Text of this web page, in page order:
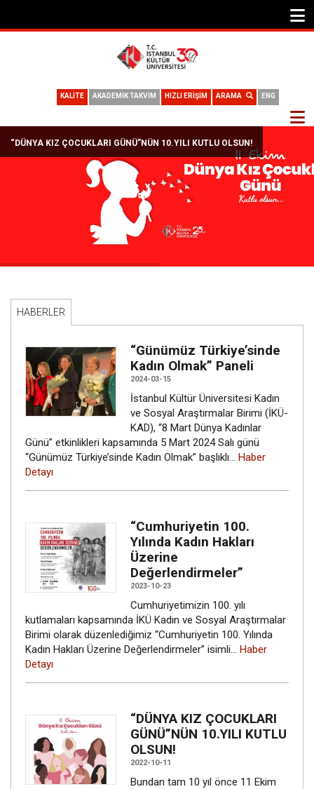
ENG
ARAMA
HIZLI ERİŞİM
AKADEMİK TAKVİM
KALİTE
“DÜNYA KIZ ÇOCUKLARI GÜNÜ”NÜN 10.YILI KUTLU OLSUN!
HABERLER
“Günümüz Türkiye’sinde
Kadın Olmak” Paneli
2024-03-15
İstanbul Kültür Üniversitesi Kadın
ve Sosyal Araştırmalar Birimi (İKÜ-
KAD), “8 Mart Dünya Kadınlar
Günü” etkinlikleri kapsamında 5 Mart 2024 Salı günü
“Günümüz Türkiye’sinde Kadın Olmak” başlıklı… Haber
Detayı
“Cumhuriyetin 100.
Yılında Kadın Hakları
Üzerine
Değerlendirmeler”
2023-10-23
Cumhuriyetimizin 100. yılı
kutlamaları kapsamında İKÜ Kadın ve Sosyal Araştırmalar
Birimi olarak düzenlediğimiz “Cumhuriyetin 100. Yılında
Kadın Hakları Üzerine Değerlendirmeler” isimli… Haber
Detayı
“DÜNYA KIZ ÇOCUKLARI
GÜNÜ”NÜN 10.YILI KUTLU
OLSUN!
2022-10-11
Bundan tam 10 yıl önce 11 Ekim